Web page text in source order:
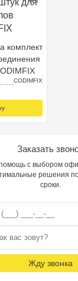
комплект
CODIMFIX
Заказать
с выбором
решения
сроки.
Жду звонка